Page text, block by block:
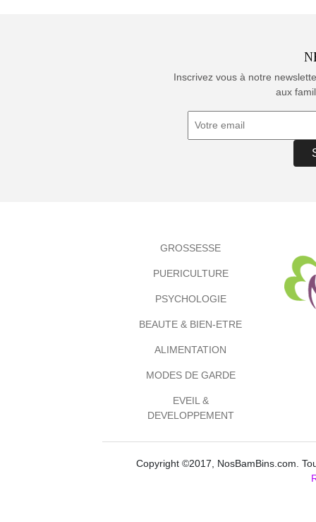
Inscrivez vous à notre
aux
GROSSESSE
PUERICULTURE
PSYCHOLOGIE
BEAUTE & BIEN-ETRE
ALIMENTATION
MODES DE GARDE
EVEIL &
DEVELOPPEMENT
Copyright ©2017, NosBamBins.com.